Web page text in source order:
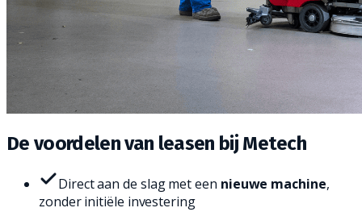
De voordelen van leasen bij Metech
Direct aan de slag met een nieuwe machine,
zonder initiële investering